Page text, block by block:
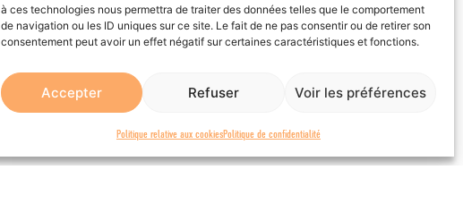
à ces technologies nous permettra de traiter des données telles que le comportement
de navigation ou les ID uniques sur ce site. Le fait de ne pas consentir ou de retirer son
consentement peut avoir un effet négatif sur certaines caractéristiques et fonctions.
Accepter Refuser Voir les préférences
Politique relative aux cookiesPolitique de confidentialité